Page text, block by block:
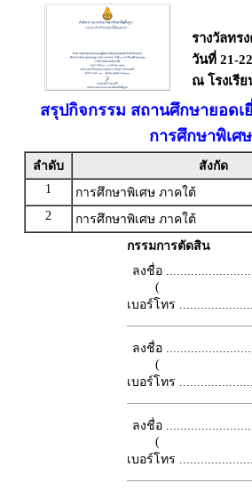
รางวัลทร
วันที่ 21-
ณ โรงเรี
สรุปกิจกรรม สถานศึกษายอดเ
การศึกษาพิเศ
ลำดับ สังกัด
1
การศึกษาพิเศษ ภาคใต้
2
การศึกษาพิเศษ ภาคใต้
กรรมการตัดสิน
ลงชื่อ
(
เบอร์โทร
ลงชื่อ
(
เบอร์โทร
ลงชื่อ
(
เบอร์โทร